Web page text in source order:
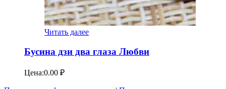
Читать далее
Бусина дзи два глаза Любви
Цена:0.00 ₽